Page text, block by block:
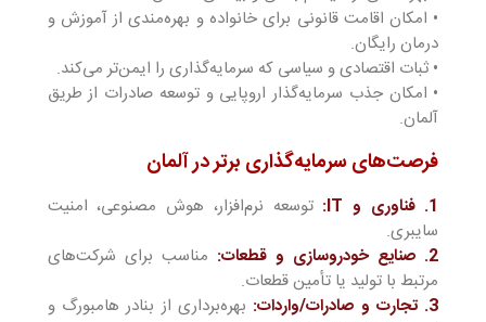
• امکان اقامت قانونی برای خانواده و بهره‌مندی از آموزش و
درمان رایگان.
• ثبات اقتصادی و سیاسی که سرمایه‌گذاری را ایمن‌تر می‌کند.
• امکان جذب سرمایه‌گذار اروپایی و توسعه صادرات از طریق
آلمان.
فرصت‌های سرمایه‌گذاری برتر در آلمان
1. فناوری و IT:
توسعه نرم‌افزار، هوش مصنوعی، امنیت
سایبری.
2. صنایع خودروسازی و قطعات:
مناسب برای شرکت‌های
مرتبط با تولید یا تأمین قطعات.
3. تجارت و صادرات/واردات:
بهره‌برداری از بنادر هامبورگ و